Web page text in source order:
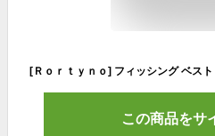
この商品をサ